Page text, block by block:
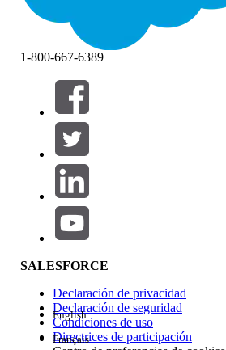
Filtros (0)
SELECCIONAR FILTROS
Área de productos
Repercusión de función
1-800-667-6389
SALESFORCE
Declaración de privacidad
Declaración de seguridad
Condiciones de uso
Directrices de participación
English
Français